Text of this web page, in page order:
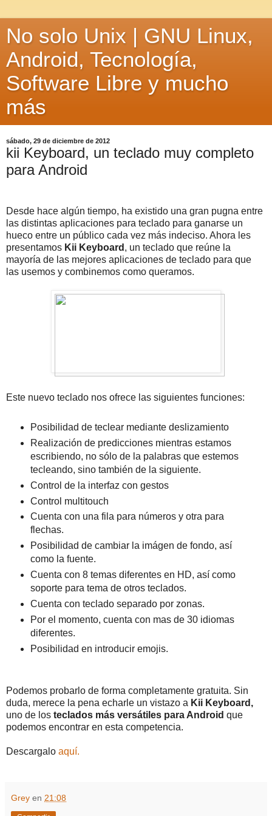
No solo Unix | GNU Linux,
Android, Tecnología,
Software Libre y mucho
más
sábado, 29 de diciembre de 2012
kii Keyboard, un teclado muy completo
para Android
Desde hace algún tiempo, ha existido una gran pugna entre
las distintas aplicaciones para teclado para ganarse un
hueco entre un público cada vez más indeciso. Ahora les
presentamos Kii Keyboard , un teclado que reúne la
mayoría de las mejores aplicaciones de teclado para que
las usemos y combinemos como queramos.
Este nuevo teclado nos ofrece las siguientes funciones:
Posibilidad de teclear mediante deslizamiento
Realización de predicciones mientras estamos
escribiendo, no sólo de la palabras que estemos
tecleando, sino también de la siguiente.
Control de la interfaz con gestos
Control multitouch
Cuenta con una fila para números y otra para
flechas.
Posibilidad de cambiar la imágen de fondo, así
como la fuente.
Cuenta con 8 temas diferentes en HD, así como
soporte para tema de otros teclados.
Cuenta con teclado separado por zonas.
Por el momento, cuenta con mas de 30 idiomas
diferentes.
Posibilidad en introducir emojis.
Podemos probarlo de forma completamente gratuita. Sin
duda, merece la pena echarle un vistazo a Kii Keyboard,
uno de los teclados más versátiles para Android que
podemos encontrar en esta competencia.
Descargalo aquí.
Grey en 21:08